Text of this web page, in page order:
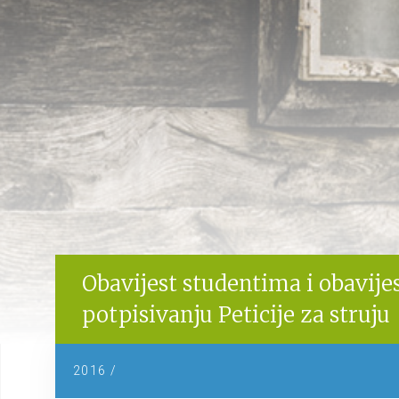
Obavijest studentima i
potpisivanju Peticije za struju
2016 /